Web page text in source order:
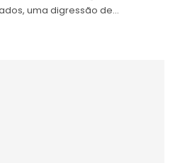
uma digressão de…